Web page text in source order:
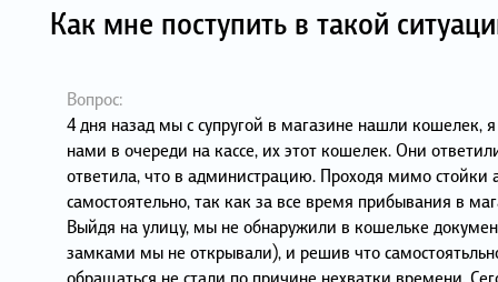
Как мне поступить в такой
Вопрос:
4 дня назад мы с супругой в магазине нашли кошелек,
нами в очереди на кассе, их этот кошелек. Они
ответила, что в администрацию. Проходя мимо
самостоятельно, так как за все время прибывания в
Выйдя на улицу, мы не обнаружили в кошельке
замками мы не открывали), и решив что